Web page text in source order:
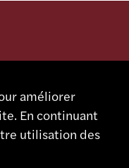
améliorer
En continuant
utilisation des